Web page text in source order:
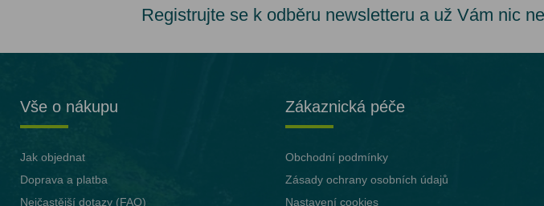
Registrujte se k odběru newsletteru a už Vám nic
Vše o nákupu
Jak objednat
Doprava a platba
Nejčastější dotazy (FAQ)
Zákaznická péče
Obchodní podmínky
Zásady ochrany osobních údajů
Nastavení cookies